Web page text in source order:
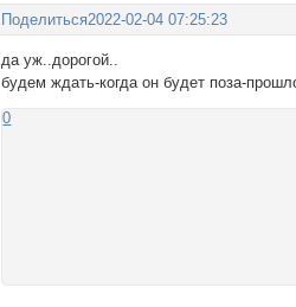
Поделиться2022-02-04 07:25:23
да уж..дорогой..
будем ждать-когда он будет поза-
0